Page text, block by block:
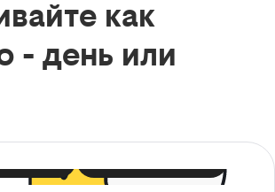
как
- день или